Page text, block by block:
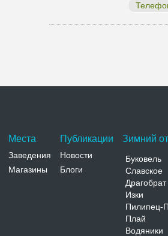
Места
Заведения
Магазины
Публикации
Новости
Блоги
Зимний
Буковель
Славское
Драгобрат
Изки
Пилипец-
Плай
Водяники